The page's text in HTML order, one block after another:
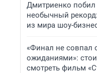
Дмитриенко побил
необычный
из мира шоу-
«Финал не совпал
ожиданиями»:
смотреть фильм